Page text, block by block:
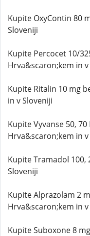
Kupite OxyContin 80
Sloveniji
Kupite Percocet 10/
Hrva&scaron;kem in
Kupite Ritalin 10 mg
in v Sloveniji
Kupite Vyvanse 50,
Hrva&scaron;kem in
Kupite Tramadol 100,
Sloveniji
Kupite Alprazolam 2
Hrva&scaron;kem in
Kupite Suboxone 8